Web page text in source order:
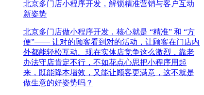
北京多门店小程序开发，解锁精准营销与客户互动
新姿势
北京多门店做小程序开发，核心就是 “精准” 和 “方
便”—— 让对的顾客看到对的活动，让顾客在门店内
外都能轻松互动。现在实体店竞争这么激烈，靠老
办法守店肯定不行，不如花点心思把小程序用起
来，既能降本增效，又能让顾客更满意，这不就是
做生意的好姿势吗？